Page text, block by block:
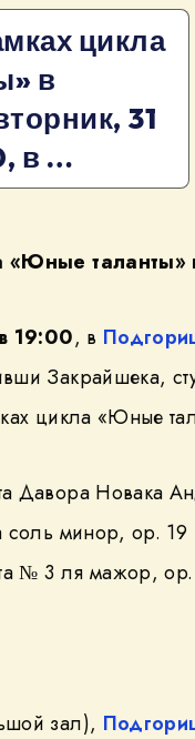
цикла
в
31
в …
«Юные таланты»
19:00, в
Закрайшека,
цикла «Юные
Давора Новака
минор, op. 19
№ 3 ля мажор,
зал),